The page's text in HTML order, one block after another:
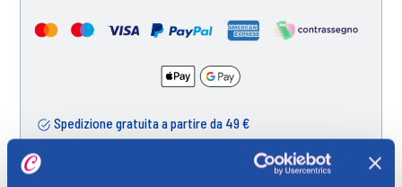
Spedizione gratuita a partire da 49 €
Ritiro in negozio gratuito per i clienti registrati